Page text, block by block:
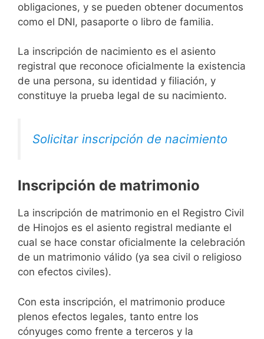
obligaciones, y se pueden obtener documentos
como el DNI, pasaporte o libro de familia.
La inscripción de nacimiento es el asiento
registral que reconoce oficialmente la existencia
de una persona, su identidad y filiación, y
constituye la prueba legal de su nacimiento.
Solicitar inscripción de nacimiento
Inscripción de matrimonio
La inscripción de matrimonio en el Registro Civil
de Hinojos es el asiento registral mediante el
cual se hace constar oficialmente la celebración
de un matrimonio válido (ya sea civil o religioso
con efectos civiles).
Con esta inscripción, el matrimonio produce
plenos efectos legales, tanto entre los
cónyuges como frente a terceros y la